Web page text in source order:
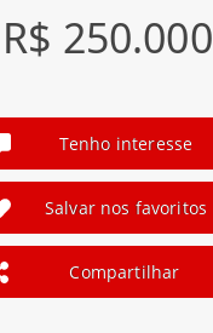
R$ 250.000
Tenho interesse
Salvar nos favoritos
Compartilhar